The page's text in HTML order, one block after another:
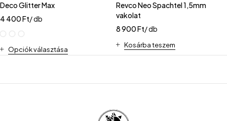
Deco Glitter Max
4 400Ft/ db
Opciók választása
Revco Neo Spachtel 1,5mm
vakolat
8 900Ft/ db
Kosárba teszem